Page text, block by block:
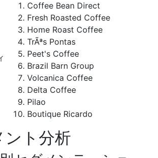
Coffee Bean Direct
Fresh Roasted Coffee
Home Roast Coffee
TrÃªs Pontas
Peet's Coffee
Brazil Barn Group
Volcanica Coffee
Delta Coffee
Pilao
Boutique Ricardo
ント分析